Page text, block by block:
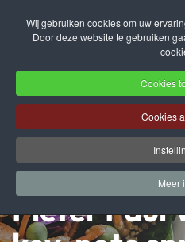
Wij gebruiken cookies om uw
Door deze website te gebruiken
Cookies
Cookies
Meer
Terug naar hoofdinhoud
Pieter Paul